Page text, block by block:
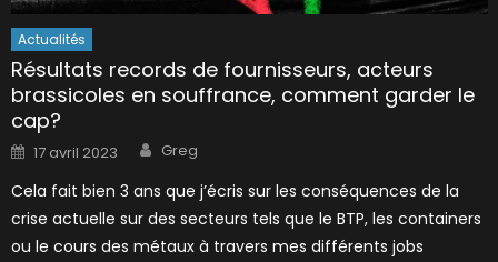
Actualités
Résultats records de fournisseurs, acteurs
brassicoles en souffrance, comment garder le
cap?
Posted
on
17 avril 2023 Author
Greg
Cela fait bien 3 ans que j’écris sur les conséquences de la
crise actuelle sur des secteurs tels que le BTP, les containers
ou le cours des métaux à travers mes différents jobs